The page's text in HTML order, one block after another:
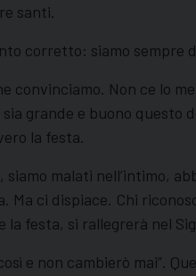
santi.
corretto: siamo
convinciamo. Non ce lo
grande e buono questo
la festa.
siamo malati nell’intimo,
Ma ci dispiace. Chi
la festa, si rallegrerà nel
e non cambierò mai”.